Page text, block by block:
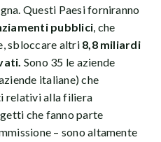
Questi Paesi forniranno
pubblici, che
sbloccare altri 8,8 miliardi
Sono 35 le aziende
italiane) che
relativi alla filiera
che fanno parte
– sono altamente